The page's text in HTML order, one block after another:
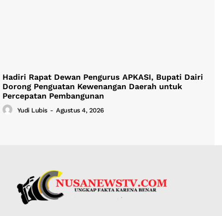
Hadiri Rapat Dewan Pengurus APKASI, Bupati Dairi
Dorong Penguatan Kewenangan Daerah untuk
Percepatan Pembangunan
Yudi Lubis - Agustus 4, 2026